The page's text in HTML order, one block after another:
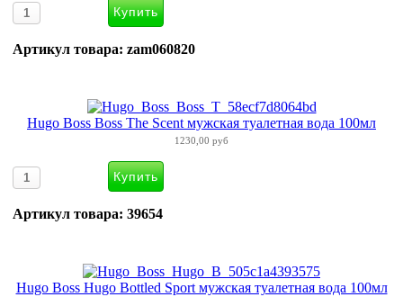
Артикул товара: zam060820
Hugo Boss Boss The Scent мужская туалетная вода 100мл
1230,00 руб
Артикул товара: 39654
Hugo Boss Hugo Bottled Sport мужская туалетная вода 100мл